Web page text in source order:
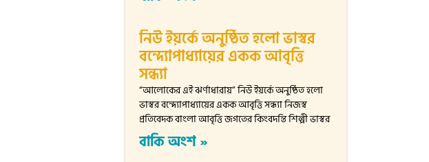
নিউ ইয়র্কে অনুষ্ঠিত হলো ভাস্বর
বন্দ্যোপাধ্যায়ের একক আবৃত্তি
সন্ধ্যা
“আলোকের এই ঝর্ণাধারায়” নিউ ইয়র্কে অনুষ্ঠিত হলো
ভাস্বর বন্দ্যোপাধ্যায়ের একক আবৃত্তি সন্ধ্যা নিজস্ব
প্রতিবেদক বাংলা আবৃত্তি জগতের কিংবদন্তি শিল্পী ভাস্বর
বাকি অংশ »